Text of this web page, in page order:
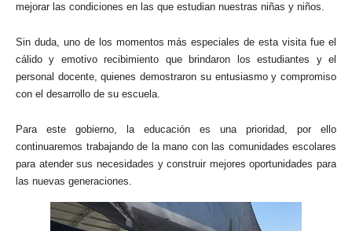
mejorar las condiciones en las que estudian nuestras niñas y niños.
Sin duda, uno de los momentos más especiales de esta visita fue el
cálido y emotivo recibimiento que brindaron los estudiantes y el
personal docente, quienes demostraron su entusiasmo y compromiso
con el desarrollo de su escuela.
Para este gobierno, la educación es una prioridad, por ello
continuaremos trabajando de la mano con las comunidades escolares
para atender sus necesidades y construir mejores oportunidades para
las nuevas generaciones.